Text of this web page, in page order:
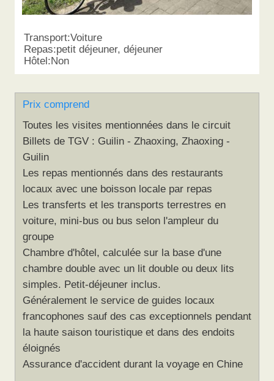
Transport:Voiture
Repas:petit déjeuner, déjeuner
Hôtel:Non
Prix comprend
Toutes les visites mentionnées dans le circuit
Billets de TGV : Guilin - Zhaoxing, Zhaoxing -
Guilin
Les repas mentionnés dans des restaurants
locaux avec une boisson locale par repas
Les transferts et les transports terrestres en
voiture, mini-bus ou bus selon l'ampleur du
groupe
Chambre d'hôtel, calculée sur la base d'une
chambre double avec un lit double ou deux lits
simples. Petit-déjeuner inclus.
Généralement le service de guides locaux
francophones sauf des cas exceptionnels pendant
la haute saison touristique et dans des endoits
éloignés
Assurance d'accident durant la voyage en Chine